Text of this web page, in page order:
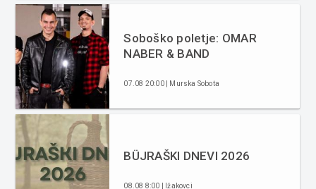
Soboško poletje: OMAR
NABER & BAND
07.08 20:00 | Murska Sobota
BÜJRAŠKI DNEVI 2026
08.08 8:00 | Ižakovci